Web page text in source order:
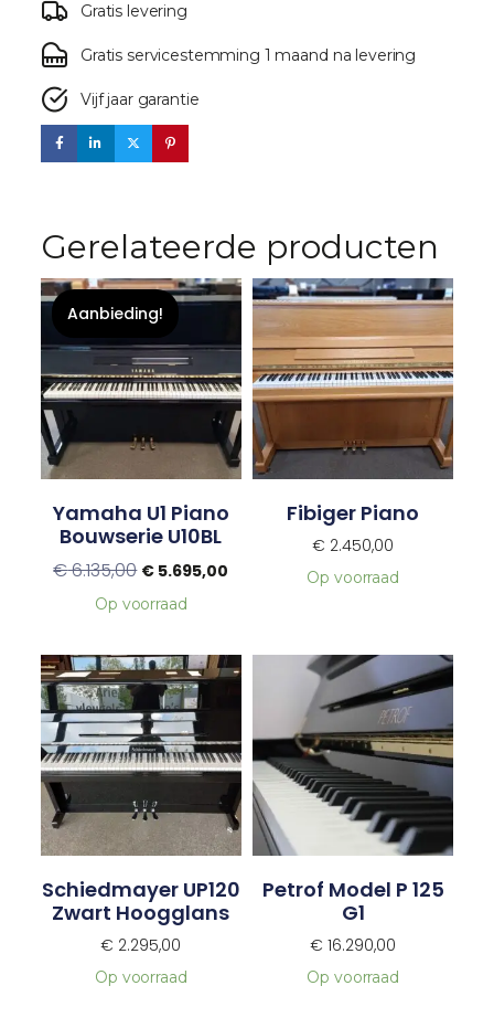
Gratis levering
Gratis servicestemming 1 maand na levering
Vijf jaar garantie
Gerelateerde producten
Aanbieding!
Yamaha U1 Piano
Bouwserie U10BL
€6.135,00 € 5.695,00
Op voorraad
Fibiger Piano
€ 2.450,00
Op voorraad
Schiedmayer UP120
Zwart Hoogglans
€ 2.295,00
Op voorraad
Petrof Model P 125
G1
€ 16.290,00
Op voorraad